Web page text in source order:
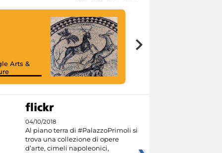
Arts &
04/10/2018
Al piano terra di #PalazzoPrimoli si
trova una collezione di opere
d’arte, cimeli napoleonici,